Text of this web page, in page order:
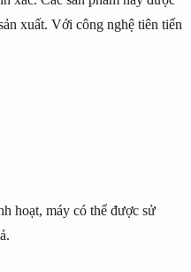
xuất. Với công nghệ tiên tiến
hoạt, máy có thể được sử